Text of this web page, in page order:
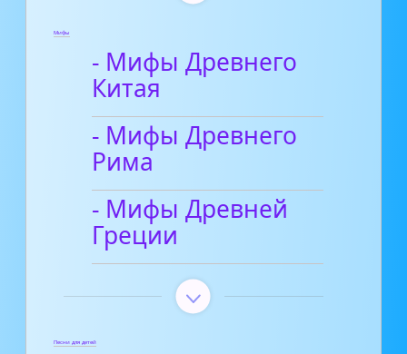
Мифы
- Мифы Древнего
Китая
- Мифы Древнего
Рима
- Мифы Древней
Греции
Песни для детей